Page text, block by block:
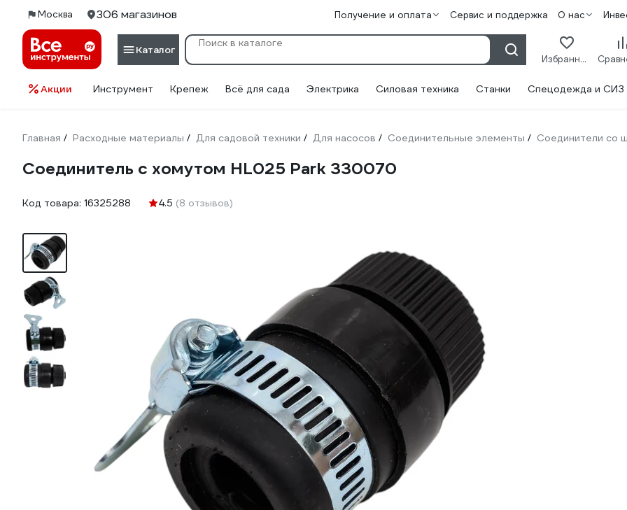
Москва 306 магазинов Получение и оплата Сервис и поддержка О нас
Каталог
Избранное
Акции Инструмент Крепеж Всё для сада Электрика Силовая техника Станки Спецодежда и СИЗ
Главная / Расходные материалы / Для садовой техники / Для насосов / Соединительные элементы / Соединители со
Соединитель с хомутом HL025 Park 330070
Код товара: 16325288 4.5 (8 отзывов)